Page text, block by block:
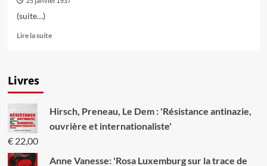
(suite…)
Lire la suiteEn
dernier
avertissement.
Livres
Hirsch, Preneau, Le Dem : 'Résistance antinazie,
ouvrière et internationaliste'
€22,00
Anne Vanesse: 'Rosa Luxemburg sur la trace de